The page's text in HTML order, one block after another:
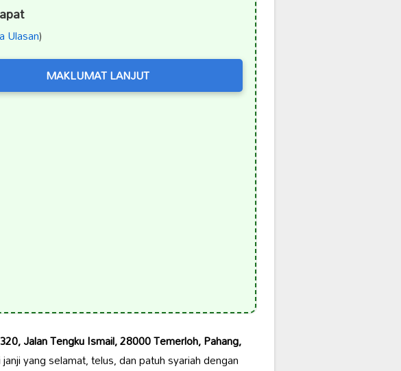
Ulasan)
MAKLUMAT LANJUT
Jalan Tengku Ismail, 28000 Temerloh, Pahang,
yang selamat, telus, dan patuh syariah dengan